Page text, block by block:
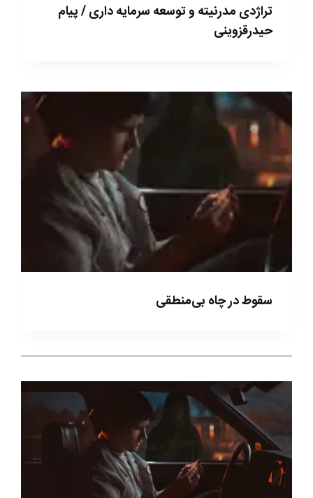
تراژدی مدرنیته و توسعه سرمایه داری / پیام
حیدرقزوینی
سقوط در چاه بی‌منطقی